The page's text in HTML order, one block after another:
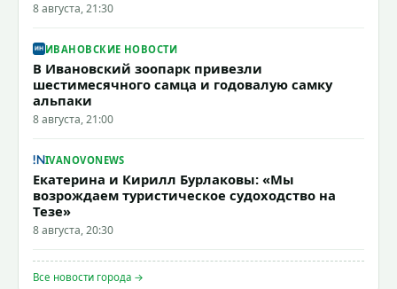
8 августа, 21:30
ИВАНОВСКИЕ НОВОСТИ
В Ивановский зоопарк привезли
шестимесячного самца и годовалую самку
альпаки
8 августа, 21:00
IVANOVONEWS
Екатерина и Кирилл Бурлаковы: «Мы
возрождаем туристическое судоходство на
Тезе»
8 августа, 20:30
Все новости города →